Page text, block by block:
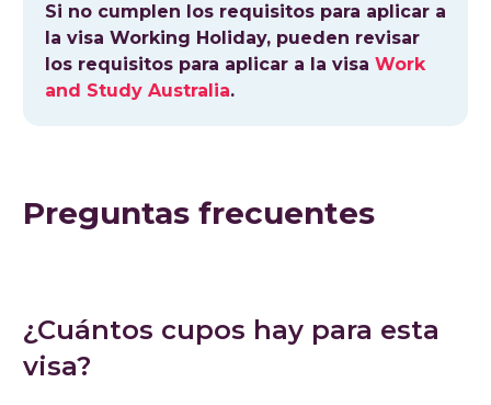
Si no cumplen los requisitos para aplicar a
la visa Working Holiday, pueden revisar
los requisitos para aplicar a la visa Work
and Study Australia.
Preguntas frecuentes
¿Cuántos cupos hay para esta
visa?